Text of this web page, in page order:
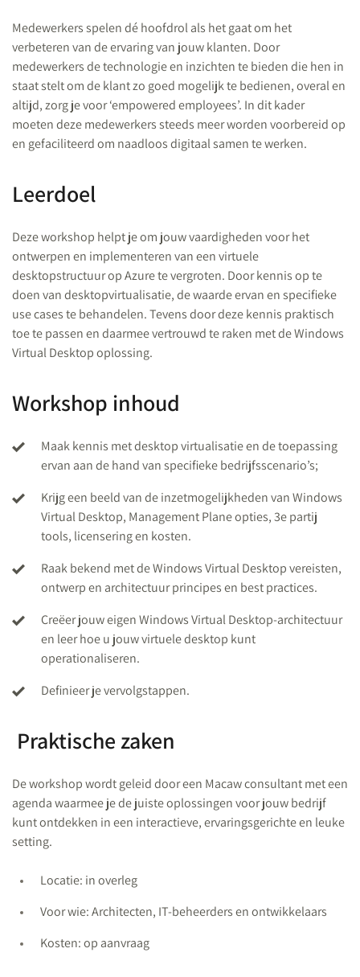
Medewerkers spelen dé hoofdrol als het gaat om het
verbeteren van de ervaring van jouw klanten. Door
medewerkers de technologie en inzichten te bieden die hen in
staat stelt om de klant zo goed mogelijk te bedienen, overal en
altijd, zorg je voor ‘empowered employees’. In dit kader
moeten deze medewerkers steeds meer worden voorbereid op
en gefaciliteerd om naadloos digitaal samen te werken.
Leerdoel
Deze workshop helpt je om jouw vaardigheden voor het
ontwerpen en implementeren van een virtuele
desktopstructuur op Azure te vergroten. Door kennis op te
doen van desktopvirtualisatie, de waarde ervan en specifieke
use cases te behandelen. Tevens door deze kennis praktisch
toe te passen en daarmee vertrouwd te raken met de Windows
Virtual Desktop oplossing.
Workshop inhoud
Maak kennis met desktop virtualisatie en de toepassing
ervan aan de hand van specifieke bedrijfsscenario’s;
Krijg een beeld van de inzetmogelijkheden van Windows
Virtual Desktop, Management Plane opties, 3e partij
tools, licensering en kosten.
Raak bekend met de Windows Virtual Desktop vereisten,
ontwerp en architectuur principes en best practices.
Creëer jouw eigen Windows Virtual Desktop-architectuur
en leer hoe u jouw virtuele desktop kunt
operationaliseren.
Definieer je vervolgstappen.
Praktische zaken
De workshop wordt geleid door een Macaw consultant met een
agenda waarmee je de juiste oplossingen voor jouw bedrijf
kunt ontdekken in een interactieve, ervaringsgerichte en leuke
setting.
Locatie: in overleg
Voor wie: Architecten, IT-beheerders en ontwikkelaars
Kosten: op aanvraag